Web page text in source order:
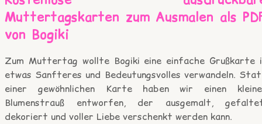
Muttertagskarten zum Ausmalen als
von Bogiki
Zum Muttertag wollte Bogiki eine einfache Grußkarte
etwas Sanfteres und Bedeutungsvolles verwandeln.
einer gewöhnlichen Karte haben wir einen
Blumenstrauß entworfen, der ausgemalt,
dekoriert und voller Liebe verschenkt werden kann.